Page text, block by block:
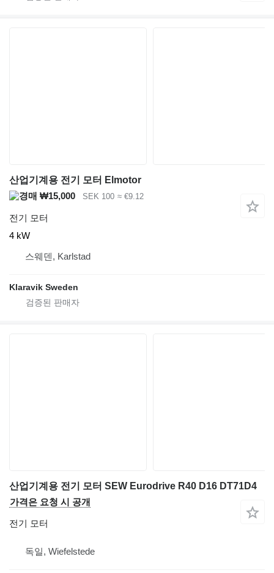
산업기계용 전기 모터 Elmotor
₩15,000
SEK 100 ≈ €9.12
전기 모터
4 kW
스웨덴, Karlstad
Klaravik Sweden
산업기계용 전기 모터 SEW Eurodrive R40 D16 DT71D4
가격은 요청 시 공개
전기 모터
독일, Wiefelstede